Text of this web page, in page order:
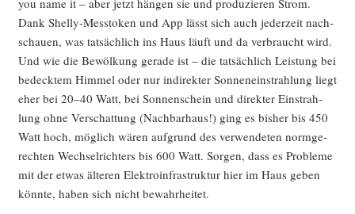
you name it – aber jetzt hän­gen sie und pro­du­zie­ren Strom.
Dank Shel­ly-Mess­to­ken und App lässt sich auch jeder­zeit nach­
schau­en, was tat­säch­lich ins Haus läuft und da ver­braucht wird.
Und wie die Bewöl­kung gera­de ist – die tat­säch­lich Leis­tung bei
bedeck­tem Him­mel oder nur indi­rek­ter Son­nen­ein­strah­lung liegt
eher bei 20–40 Watt, bei Son­nen­schein und direk­ter Ein­strah­
lung ohne Ver­schat­tung (Nach­bar­haus!) ging es bis­her bis 450
Watt hoch, mög­lich wären auf­grund des ver­wen­de­ten norm­ge­
rech­ten Wech­sel­rich­ters bis 600 Watt. Sor­gen, dass es Pro­ble­me
mit der etwas älte­ren Elek­tro­in­fra­struk­tur hier im Haus geben
könn­te, haben sich nicht bewahrheitet.